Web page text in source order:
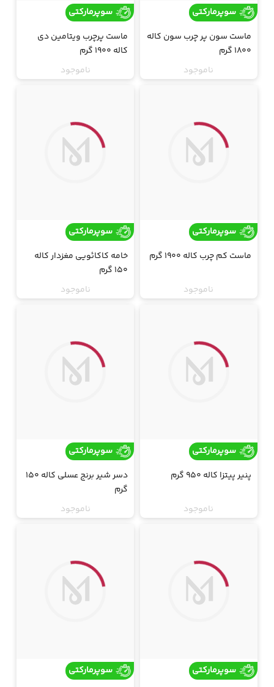
سوپرمارکتی
ماست سون پر چرب سون کاله
1800 گرم
ناموجود
سوپرمارکتی
ماست پرچرب ویتامین دی
کاله 1900 گرم
ناموجود
سوپرمارکتی
ماست کم چرب کاله 1900 گرم
ناموجود
سوپرمارکتی
خامه کاکائویی مغزدار کاله
150 گرم
ناموجود
سوپرمارکتی
پنیر پیتزا کاله 950 گرم
ناموجود
سوپرمارکتی
دسر شیر برنج عسلی کاله 150
گرم
ناموجود
سوپرمارکتی
سوپرمارکتی